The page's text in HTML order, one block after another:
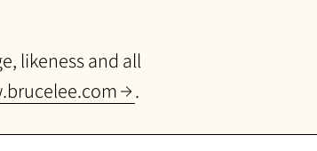
likeness and all
.